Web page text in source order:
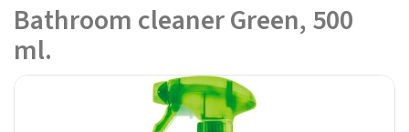
Bathroom cleaner Green, 500
ml.